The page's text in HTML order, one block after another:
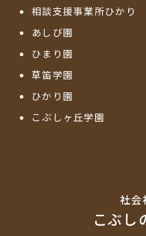
相談支援事業所ひかり
あしび園
ひまり園
草笛学園
ひかり園
こぶしヶ丘学園
社会
こぶし